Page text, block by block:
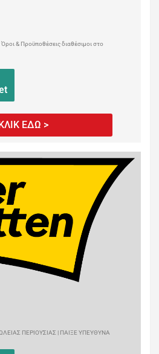
& Προϋποθέσεις διαθέσιμοι στο
ΕΔΩ >
ΠΕΡΙΟΥΣΙΑΣ | ΠΑΙΞΕ ΥΠΕΥΘΥΝΑ